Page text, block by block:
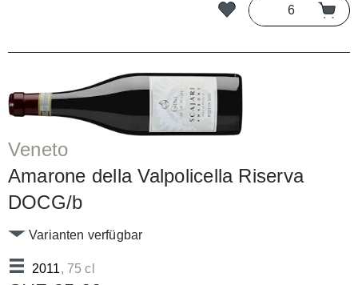
Veneto
Amarone della Valpolicella Riserva
DOCG/b
2011, 75 cl
Varianten verfügbar